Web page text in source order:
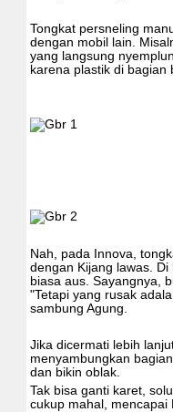
Tongkat persneling
dengan mobil lain.
yang langsung
karena plastik di bagian
Nah, pada Innova,
dengan Kijang lawas.
biasa aus. Sayangnya,
"Tetapi yang rusak
sambung Agung.
Jika dicermati lebih
menyambungkan
dan bikin oblak.
Tak bisa ganti karet,
cukup mahal, mencapai